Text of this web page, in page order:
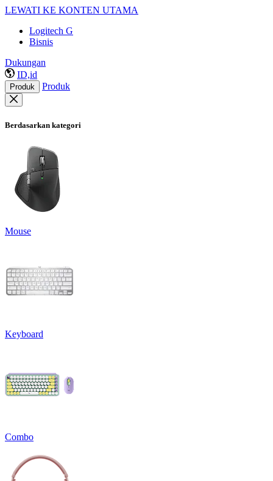
LEWATI KE KONTEN UTAMA
Logitech G
Bisnis
Dukungan
ID,id
Produk Produk
Berdasarkan kategori
Mouse
Keyboard
Combo